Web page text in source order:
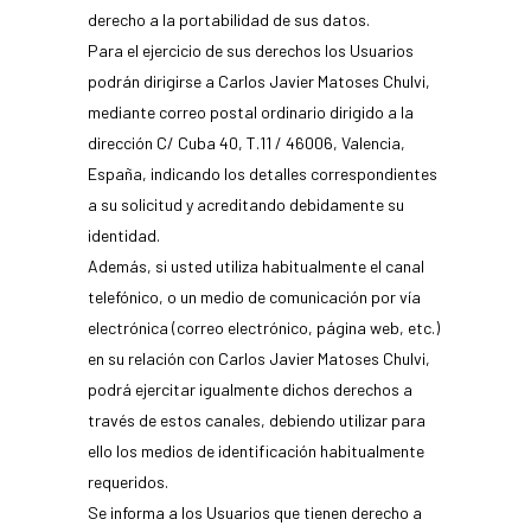
derecho a la portabilidad de sus datos.
Para el ejercicio de sus derechos los Usuarios
podrán dirigirse a Carlos Javier Matoses Chulvi,
mediante correo postal ordinario dirigido a la
dirección C/ Cuba 40, T.11 / 46006, Valencia,
España, indicando los detalles correspondientes
a su solicitud y acreditando debidamente su
identidad.
Además, si usted utiliza habitualmente el canal
telefónico, o un medio de comunicación por vía
electrónica (correo electrónico, página web, etc.)
en su relación con Carlos Javier Matoses Chulvi,
podrá ejercitar igualmente dichos derechos a
través de estos canales, debiendo utilizar para
ello los medios de identificación habitualmente
requeridos.
Se informa a los Usuarios que tienen derecho a